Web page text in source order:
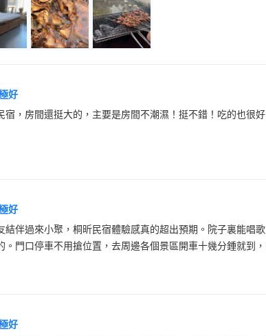
好
宿，房間還挺大的，主要是房間不潮濕！挺不錯！吃的也很好
好
結伴過來小聚，桐昕民宿體驗感真的超出預期。院子裏能唱
。門口停車不用搶位置，去周邊各個景區開車十幾分鍾就到
好